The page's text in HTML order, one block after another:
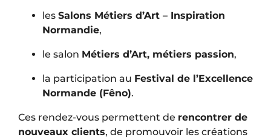
les Salons Métiers d’Art – Inspiration
Normandie,
le salon Métiers d’Art, métiers passion,
la participation au Festival de l’Excellence
Normande (Fêno).
Ces rendez-vous permettent de rencontrer de
nouveaux clients, de promouvoir les créations